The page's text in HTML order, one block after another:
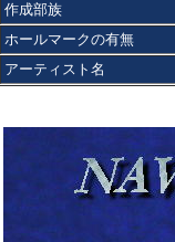
作成部族
ホールマークの有無
アーティスト名